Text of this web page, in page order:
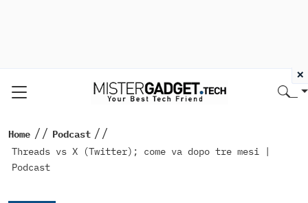
Home // Podcast //
Threads vs X (Twitter); come va dopo tre mesi |
Podcast
×